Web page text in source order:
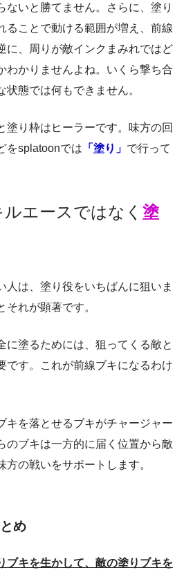
ないと勝てません。さらに、塗り
ることで動ける範囲が増え、前線
に、周りが敵インクまみれではど
わかりませんよね。いくら撃ち合
態では何もできません。
塗り枠はヒーラーです。味方の回
をsplatoonでは 「塗り」 で行って
エースではなく 塗
人は、塗り役をいちばんに狙いま
れが顕著です。
に塗るためには、狙ってくる敵と
です。これが前線ブキになるわけ
キを落とせるブキがチャージャー
のブキは一方的に届く位置から敵
の戦いをサポートします。
め
ブキを生かして、敵の塗りブキを